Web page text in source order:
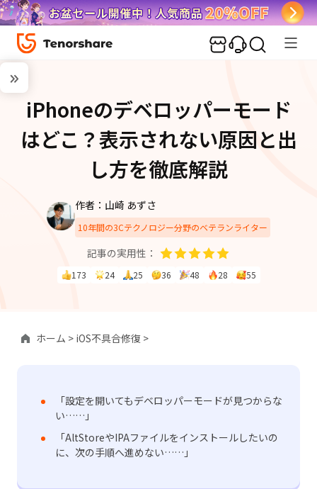
iPhoneのデベロッパーモード
はどこ？表示されない原因と出
し方を徹底解説
作者：山崎 あずさ
10年間の3Cテクノロジー分野のベテランライター
記事の実用性：
173 24 25 36 48 28 55
ホーム > iOS不具合修復 >
「設定を開いてもデベロッパーモードが見つからな
い……」
「AltStoreやIPAファイルをインストールしたいの
に、次の手順へ進めない……」